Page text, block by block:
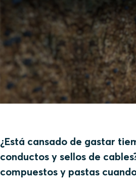
¿Está cansado de gastar
conductos y sellos de
compuestos y pastas